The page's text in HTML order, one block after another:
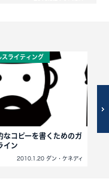
スライティング
なコピーを書くためのガ
イン
2010.1.20 ダン・ケネディ